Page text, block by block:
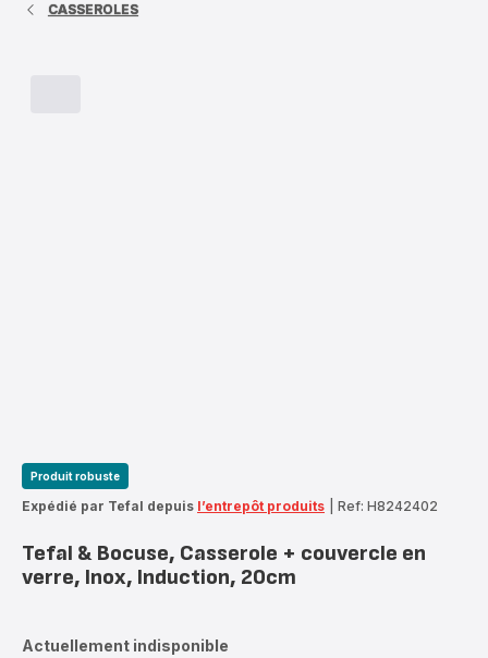
CASSEROLES
Produit robuste
Expédié par Tefal depuis l’entrepôt produits Ref: H8242402
Tefal & Bocuse, Casserole + couvercle en
verre, Inox, Induction, 20cm
Actuellement indisponible